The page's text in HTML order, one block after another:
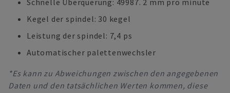
Schnelle Überquerung: 49987. 2 mm pro minute
Kegel der spindel: 30 kegel
Leistung der spindel: 7,4 ps
Automatischer palettenwechsler
*Es kann zu Abweichungen zwischen den angegebenen
Daten und den tatsächlichen Werten kommen, diese